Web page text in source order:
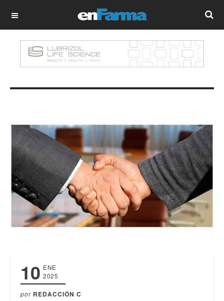
OFF CANVAS
10 ENE
2025
por REDACCIÓN C